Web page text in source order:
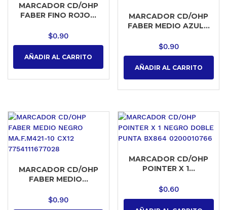
MARCADOR CD/OHP
FABER FINO ROJO...
$0.90
AÑADIR AL CARRITO
MARCADOR CD/OHP
FABER MEDIO AZUL...
$0.90
AÑADIR AL CARRITO
MARCADOR CD/OHP
FABER MEDIO...
$0.90
MARCADOR CD/OHP
POINTER X 1...
$0.60